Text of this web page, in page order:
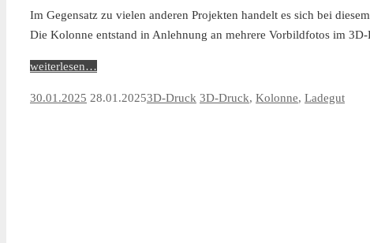
Im Gegensatz zu vielen anderen Projekten handelt es sich bei
Die Kolonne entstand in Anlehnung an mehrere Vorbildfotos im
weiterlesen…
30.01.2025 28.01.20253D-Druck 3D-Druck, Kolonne, Ladegut